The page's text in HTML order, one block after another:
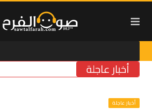
أخبار عاجلة
أخبار عاجلة